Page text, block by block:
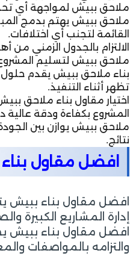
ملاحق ببيش لمواجهة أي
ملاحق ببيش يهتم بدمج
القائمة لتجنب أي اختلافات.
الالتزام بالجدول الزمني من
ملاحق ببيش لتسليم
بناء ملاحق ببيش يقدم
تظهر أثناء التنفيذ.
اختيار مقاول بناء ملاحق
المشروع بكفاءة ودقة عالية
ملاحق ببيش يوازن بين
نتائج.
افضل مقاول
افضل مقاول بناء ببيش
إدارة المشاريع الكبيرة
افضل مقاول بناء ببيش
والتزامه بالمواصفات